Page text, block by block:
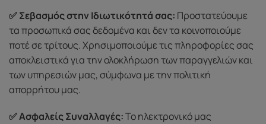
✅ Σεβασμός στην Ιδιωτικότητά σας: Προστατεύουμε
τα προσωπικά σας δεδομένα και δεν τα κοινοποιούμε
ποτέ σε τρίτους. Χρησιμοποιούμε τις πληροφορίες σας
αποκλειστικά για την ολοκλήρωση των παραγγελιών και
των υπηρεσιών μας, σύμφωνα με την πολιτική
απορρήτου μας.
✅ Ασφαλείς Συναλλαγές:Το ηλεκτρονικό μας